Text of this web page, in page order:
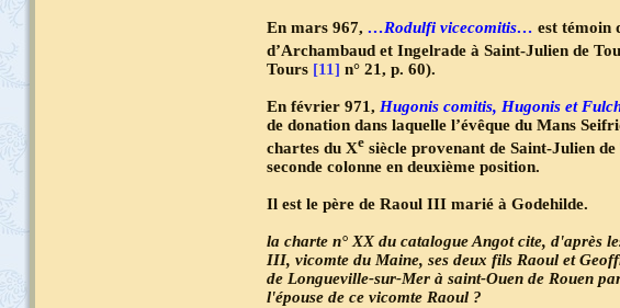
En mars 967, …Rodulfi vicecomitis… est témoin
d’Archambaud et Ingelrade à Saint-Julien de
Tours [11] n° 21, p. 60).
En février 971, Hugonis comitis, Hugonis et
de donation dans laquelle l’évêque du Mans
chartes du Xe siècle provenant de Saint-Julien
seconde colonne en deuxième position.
Il est le père de Raoul III marié à Godehilde.
la charte n° XX du catalogue Angot cite, d'après
III, vicomte du Maine, ses deux fils Raoul et
de Longueville-sur-Mer à saint-Ouen de Rouen
l'épouse de ce vicomte Raoul ?